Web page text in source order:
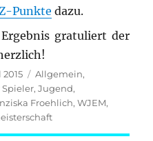
Punkte dazu.
gratuliert der
2015 Kategorien
Allgemein,
Spieler,Jugend,
Froehlich,WJEM,